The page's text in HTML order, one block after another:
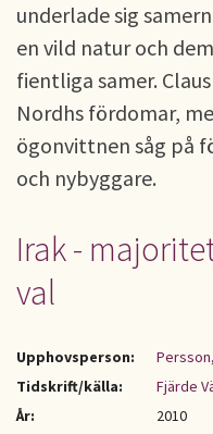
underlade sig
en vild natur och
fientliga samer.
Nordhs fördomar,
ögonvittnen såg på
och nybyggare.
Irak -
val
Upphovsperson:
Tidskrift/källa:
Fjärde
År:
2010